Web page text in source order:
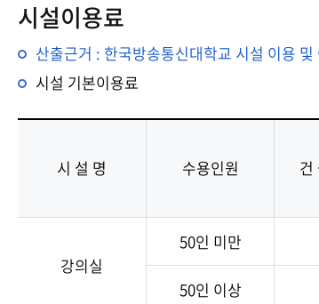
시설이용료
산출근거 : 한국방송통신대학교 시설 이용
시설 기본이용료
시 설 명 수용인원 건
강의실
50인 미만
50인 이상